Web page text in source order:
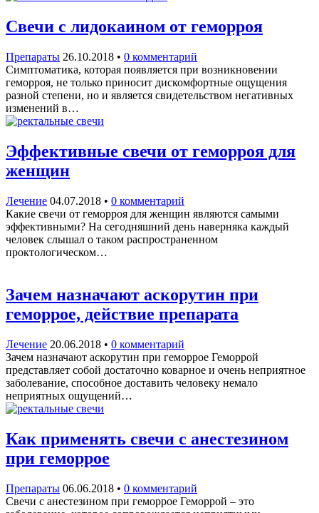
Свечи с лидокаином от геморроя
Препараты 26.10.2018 • 0 комментарий
Симптоматика, которая появляется при возникновении
геморроя, не только приносит дискомфортные ощущения
разной степени, но и является свидетельством негативных
изменений в…
Эффективные свечи от геморроя для
женщин
Лечение 04.07.2018 • 0 комментарий
Какие свечи от геморроя для женщин являются самыми
эффективными? На сегодняшний день наверняка каждый
человек слышал о таком распространенном
проктологическом…
Зачем назначают аскорутин при
геморрое, действие препарата
Лечение 20.06.2018 • 0 комментарий
Зачем назначают аскорутин при геморрое Геморрой
представляет собой достаточно коварное и очень неприятное
заболевание, способное доставить человеку немало
неприятных ощущений…
Как применять свечи с анестезином
при геморрое
Препараты 06.06.2018 • 0 комментарий
Свечи с анестезином при геморрое Геморрой – это